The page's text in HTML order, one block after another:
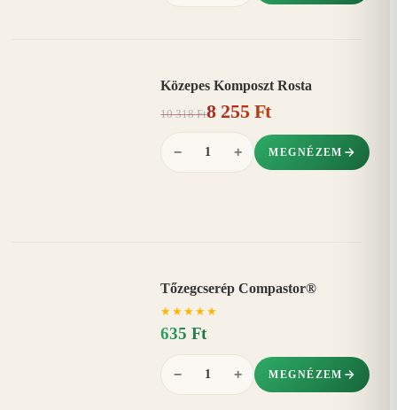
Közepes Komposzt Rosta
10 318 Ft8 255 Ft
− + MEGNÉZEM
Tőzegcserép Compastor®
★ ★ ★ ★ ★
635 Ft
− + MEGNÉZEM